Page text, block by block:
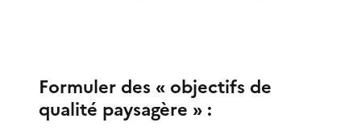
Formuler des « objectifs de
qualité paysagère » :